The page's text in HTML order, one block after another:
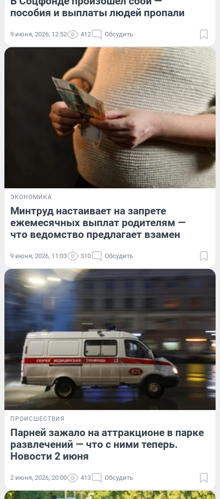
пособия и выплаты людей пропали
9 июня, 2026, 12:52 412 Обсудить
ЭКОНОМИКА
Минтруд настаивает на запрете
ежемесячных выплат родителям —
что ведомство предлагает взамен
9 июня, 2026, 11:03 310 Обсудить
ПРОИСШЕСТВИЯ
Парней зажало на аттракционе в парке
развлечений — что с ними теперь.
Новости 2 июня
2 июня, 2026, 20:00 413 Обсудить